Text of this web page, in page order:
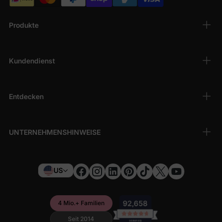
Produkte
Kundendienst
Entdecken
UNTERNEHMENSHINWEISE
US
4 Mio.+ Familien
Seit 2014